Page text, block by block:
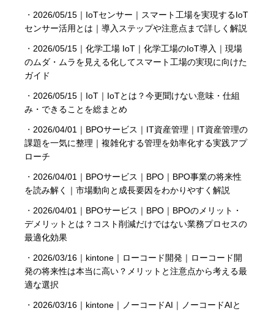
・ 2026/05/15｜IoTセンサー｜スマート工場を実現するIoT
センサー活用とは｜導入ステップや注意点まで詳しく解説
・ 2026/05/15｜化学工場 IoT｜化学工場のIoT導入｜現場
のムダ・ムラを見える化してスマート工場の実現に向けた
ガイド
・ 2026/05/15｜IoT｜IoTとは？今更聞けない意味・仕組
み・できることを総まとめ
・ 2026/04/01｜BPOサービス｜IT資産管理｜IT資産管理の
課題を一気に整理｜複雑化する管理を効率化する実践アプ
ローチ
・ 2026/04/01｜BPOサービス｜BPO｜BPO事業の将来性
を読み解く｜市場動向と成長要因をわかりやすく解説
・ 2026/04/01｜BPOサービス｜BPO｜BPOのメリット・
デメリットとは？コスト削減だけではない業務プロセスの
最適化効果
・ 2026/03/16｜kintone｜ローコード開発｜ローコード開
発の将来性は本当に高い？メリットと注意点から考える最
適な選択
・ 2026/03/16｜kintone｜ノーコードAI｜ノーコードAIと